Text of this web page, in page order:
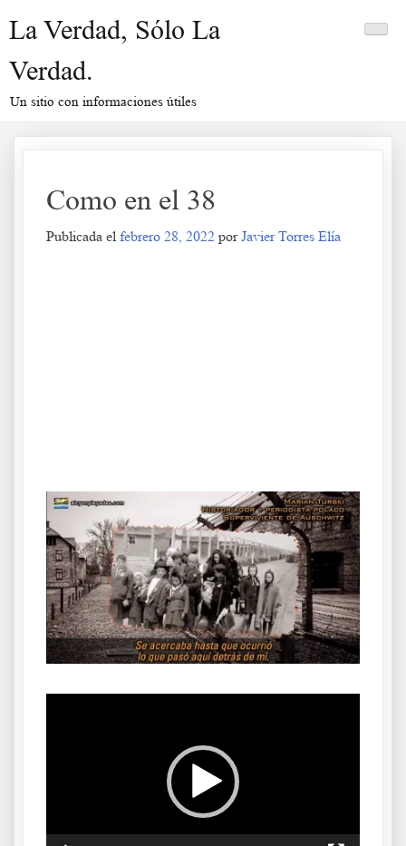
La Verdad, Sólo La
Verdad.
Un sitio con informaciones útiles
Como en el 38
Publicada el febrero 28, 2022 porJavier Torres Elía